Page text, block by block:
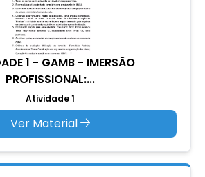
1 - GAMB - IMERSÃO
PROFISSIONAL:...
Atividade 1
Ver Material